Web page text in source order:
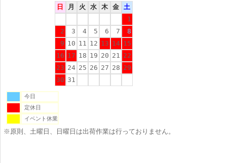
日
月 火 水 木 金
土
1
2
3 4 5 6 7
8
9 10 11 12 13 14 15
16 17 18 19 20 21
22
23 24 25 26 27 28 29
30 31
今日
定休日
イベント休業
※原則、土曜日、日曜日は出荷作業は行っておりません。